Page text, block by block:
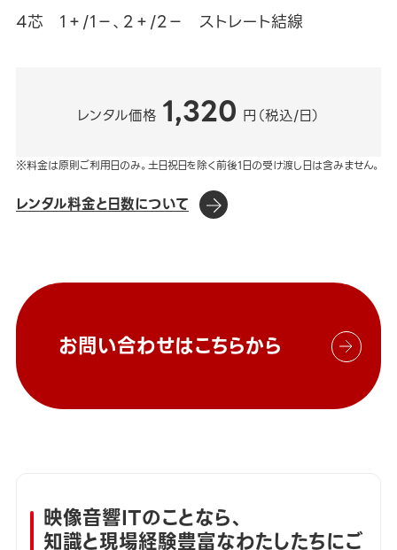
4芯 1＋/1－、2＋/2－ ストレート結線
レンタル価格 1,320 円（税込/日）
※料金は原則ご利用日のみ。土日祝日を除く前後1日の受け渡し日は含みません。
レンタル料金と日数について
お問い合わせはこちらから
映像音響ITのことなら、
知識と現場経験豊富なわたしたちにご